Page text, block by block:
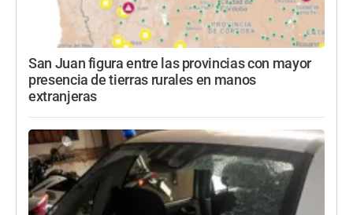
San Juan figura entre las provincias con mayor
presencia de tierras rurales en manos
extranjeras